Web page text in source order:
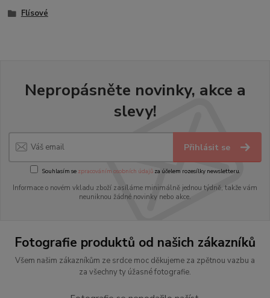
Flísové
Nepropásněte novinky, akce a
slevy!
Přihlásit se
Souhlasím se zpracováním osobních údajůza účelem rozesílky newsletteru.
Informace o novém vkladu zboží zasíláme minimálně jednou týdně, takže vám
neuniknou žádné novinky nebo akce.
Fotografie produktů od našich zákazníků
Všem našim zákazníkům ze srdce moc děkujeme za zpětnou vazbu a
za všechny ty úžasné fotografie.